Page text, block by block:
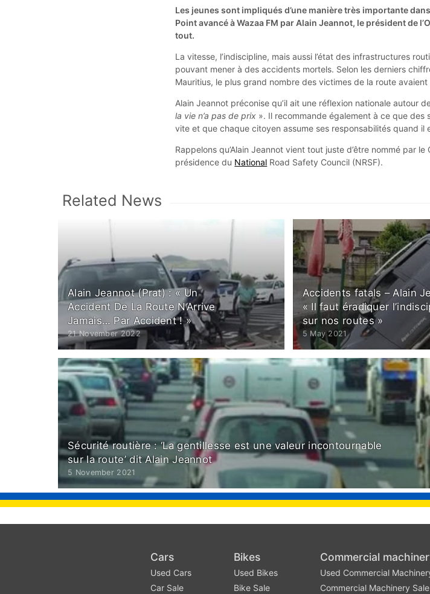
Les jeunes sont impliqués d’une manière très importante
Point avancé à Wazaa FM par Alain Jeannot, le président de
tout.
La vitesse, l’indiscipline, mais aussi l’état des infrastructures
pouvant mener à des accidents mortels. Selon les derniers
Mauritius, le plus grand nombre des victimes de la route
Alain Jeannot préconise qu’il ait une réflexion nationale autour
la vie n’a pas de prix ». Il recommande également à ce que des
vite et que chaque citoyen assume ses responsabilités quand il
Rappelons qu’Alain Jeannot vient tout juste d’être nommé par le
présidence du National Road Safety Council (NRSF).
Related News
Alain Jeannot (Prat) : « Un
Accident De La Route N’Arrive
Jamais… Par Accident ! »
21 November 2022
Accidents fatals – Alain
« Il faut éradiquer
sur nos routes »
5 May 2021
Sécurité routière : ‘La gentillesse est une valeur incontournable
sur la route’ dit Alain Jeannot
5 November 2021
Cars
Used Cars
Car Sale
Bikes
Used Bikes
Bike Sale
Commercial
Used Commercial
Commercial Machinery Sale